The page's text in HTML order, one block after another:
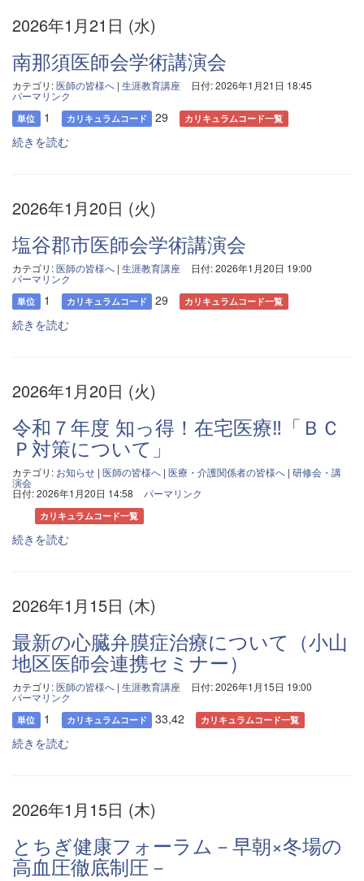
2026年1月21日 (水)
南那須医師会学術講演会
カテゴリ:医師の皆様へ | 生涯教育講座 日付: 2026年1月21日 18:45
パーマリンク
単位 1 カリキュラムコード 29 カリキュラムコード一覧
続きを読む
2026年1月20日 (火)
塩谷郡市医師会学術講演会
カテゴリ:医師の皆様へ | 生涯教育講座 日付: 2026年1月20日 19:00
パーマリンク
単位 1 カリキュラムコード 29 カリキュラムコード一覧
続きを読む
2026年1月20日 (火)
令和７年度 知っ得！在宅医療‼「ＢＣ
Ｐ対策について」
カテゴリ: お知らせ | 医師の皆様へ | 医療・介護関係者の皆様へ | 研修会・講
演会
日付: 2026年1月20日 14:58 パーマリンク
カリキュラムコード一覧
続きを読む
2026年1月15日 (木)
最新の心臓弁膜症治療について（小山
地区医師会連携セミナー）
カテゴリ:医師の皆様へ | 生涯教育講座 日付: 2026年1月15日 19:00
パーマリンク
単位 1 カリキュラムコード 33,42 カリキュラムコード一覧
続きを読む
2026年1月15日 (木)
とちぎ健康フォーラム－早朝×冬場の
高血圧徹底制圧－